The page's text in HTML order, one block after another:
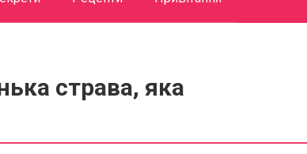
страва, яка